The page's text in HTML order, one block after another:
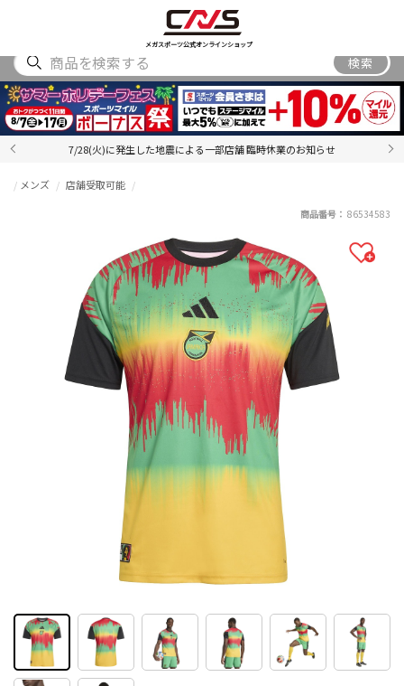
メガスポーツ公式オンラインショップ
ACCESSORY
検索
7/28(火)に発生した地震による一部店舗 臨時休業のお知らせ
メンズ 店舗受取可能
商品番号： 86534583